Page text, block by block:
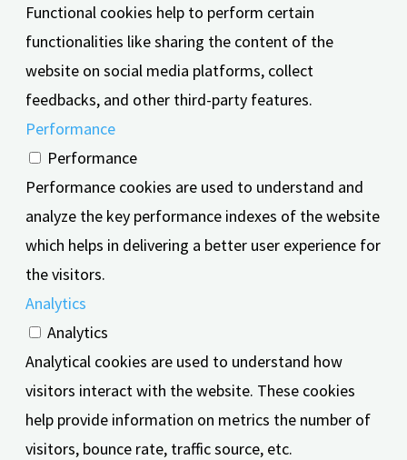
Functional cookies help to perform certain
functionalities like sharing the content of the
website on social media platforms, collect
feedbacks, and other third-party features.
Performance
Performance
Performance cookies are used to understand and
analyze the key performance indexes of the website
which helps in delivering a better user experience for
the visitors.
Analytics
Analytics
Analytical cookies are used to understand how
visitors interact with the website. These cookies
help provide information on metrics the number of
visitors, bounce rate, traffic source, etc.